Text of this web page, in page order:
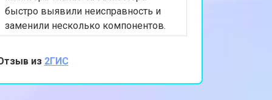
3500 ₽
2200 ₽
быстро выявили неисправность и
заменили несколько компонентов.
Ремонт был выполнен в течение дня,
и теперь монитор работает идеально.
Я очень довольна качеством
обслуживания и вниманием к
из 2ГИС